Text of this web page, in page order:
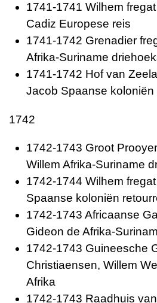
1741-1741 Wilhem
Cadiz Europese reis
1741-1742 Grenadier
Afrika-Suriname
1741-1742 Hof van
Jacob Spaanse koloniën
1742
1742-1743 Groot
Willem Afrika-Suriname
1742-1744 Wilhem
Spaanse koloniën
1742-1743 Africaanse
Gideon de Afrika-
1742-1743 Guineesche
Christiaensen, Willem
Afrika
1742-1743 Raadhuis